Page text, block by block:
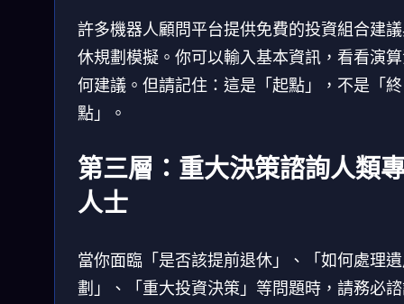
許多機器人顧問平台提供免費的投資組合建
休規劃模擬。你可以輸入基本資訊，看看演
何建議。但請記住：這是「起點」，不是「終
點」。
第三層：重大決策諮詢人類
人士
當你面臨「是否該提前退休」、「如何處理
劃」、「重大投資決策」等問題時，請務必